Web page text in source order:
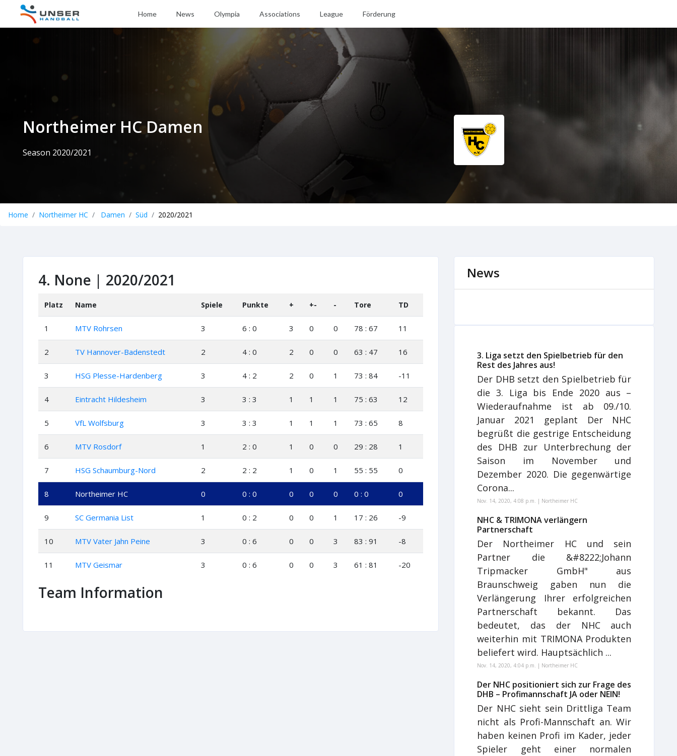
Home News Olympia Associations League Förderung
Northeimer HC Damen
Season 2020/2021
Home Northeimer HC Damen Süd 2020/2021
4. None | 2020/2021
Platz Name Spiele Punkte + +- - Tore TD
1 MTV Rohrsen 3 6 : 0 3 0 0 78 : 67 11
2 TV Hannover-Badenstedt 2 4 : 0 2 0 0 63 : 47 16
3 HSG Plesse-Hardenberg 3 4 : 2 2 0 1 73 : 84 -11
4 Eintracht Hildesheim 3 3 : 3 1 1 1 75 : 63 12
5 VfL Wolfsburg 3 3 : 3 1 1 1 73 : 65 8
6 MTV Rosdorf 1 2 : 0 1 0 0 29 : 28 1
7 HSG Schaumburg-Nord 2 2 : 2 1 0 1 55 : 55 0
8 Northeimer HC 0 0 : 0 0 0 0 0 : 0 0
9 SC Germania List 1 0 : 2 0 0 1 17 : 26 -9
10 MTV Vater Jahn Peine 3 0 : 6 0 0 3 83 : 91 -8
11 MTV Geismar 3 0 : 6 0 0 3 61 : 81 -20
Team Information
News
3. Liga setzt den Spielbetrieb für den
Rest des Jahres aus!
Der DHB setzt den Spielbetrieb für
die 3. Liga bis Ende 2020 aus –
Wiederaufnahme ist ab 09./10.
Januar 2021 geplant Der NHC
begrüßt die gestrige Entscheidung
des DHB zur Unterbrechung der
Saison im November und
Dezember 2020. Die gegenwärtige
Corona...
Nov. 14, 2020, 4:08 p.m. | Northeimer HC
NHC & TRIMONA verlängern
Partnerschaft
Der Northeimer HC und sein
Partner die &#8222;Johann
Tripmacker GmbH" aus
Braunschweig gaben nun die
Verlängerung Ihrer erfolgreichen
Partnerschaft bekannt. Das
bedeutet, das der NHC auch
weiterhin mit TRIMONA Produkten
beliefert wird. Hauptsächlich ...
Nov. 14, 2020, 4:04 p.m. | Northeimer HC
Der NHC positioniert sich zur Frage des
DHB – Profimannschaft JA oder NEIN!
Der NHC sieht sein Drittliga Team
nicht als Profi-Mannschaft an. Wir
haben keinen Profi im Kader, jeder
Spieler geht einer normalen